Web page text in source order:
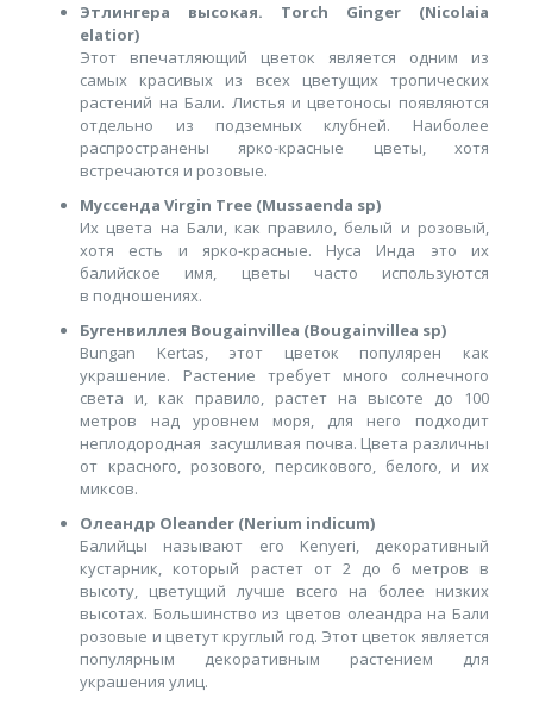
Этлингера высокая. Torch Ginger (Nicolaia
elatior)
Этот впечатляющий цветок является одним из
самых красивых из всех цветущих тропических
растений на Бали. Листья и цветоносы появляются
отдельно из подземных клубней. Наиболее
распространены ярко-красные цветы, хотя
встречаются и розовые.
Муссенда Virgin Tree (Mussaenda sp)
Их цвета на Бали, как правило, белый и розовый,
хотя есть и ярко-красные. Нуса Инда это их
балийское имя, цветы часто используются
в подношениях.
Бугенвиллея Bougainvillea (Bougainvillea sp)
Bungan Kertas, этот цветок популярен как
украшение. Растение требует много солнечного
света и, как правило, растет на высоте до 100
метров над уровнем моря, для него подходит
неплодородная засушливая почва. Цвета различны
от красного, розового, персикового, белого, и их
миксов.
Олеандр Oleander (Nerium indicum)
Балийцы называют его Kenyeri, декоративный
кустарник, который растет от 2 до 6 метров в
высоту, цветущий лучше всего на более низких
высотах. Большинство из цветов олеандра на Бали
розовые и цветут круглый год. Этот цветок является
популярным декоративным растением для
украшения улиц.